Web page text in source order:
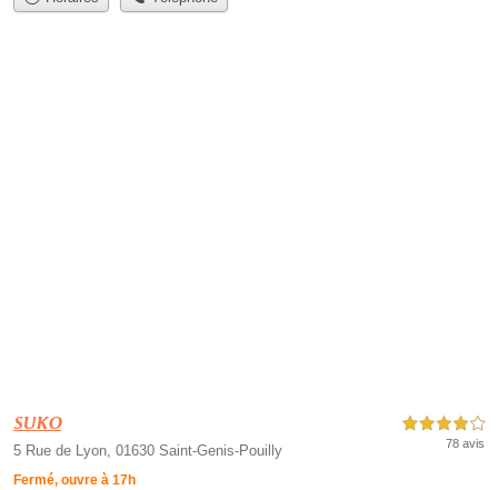
SUKO
5 Rue de Lyon, 01630 Saint-Genis-Pouilly
Fermé, ouvre à 17h
4,0 étoiles sur 5
78 avis